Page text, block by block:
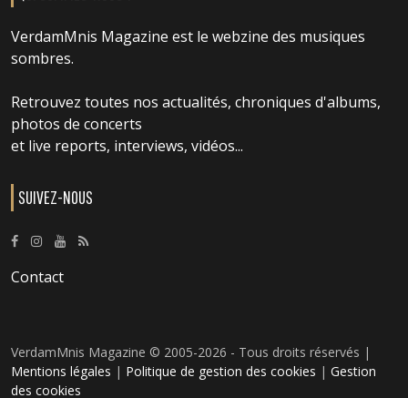
VerdamMnis Magazine est le webzine des musiques
sombres.
Retrouvez toutes nos actualités, chroniques d'albums,
photos de concerts
et live reports, interviews, vidéos...
SUIVEZ-NOUS
Contact
VerdamMnis Magazine © 2005-2026 - Tous droits réservés |
Mentions légales | Politique de gestion des cookies | Gestion
des cookies